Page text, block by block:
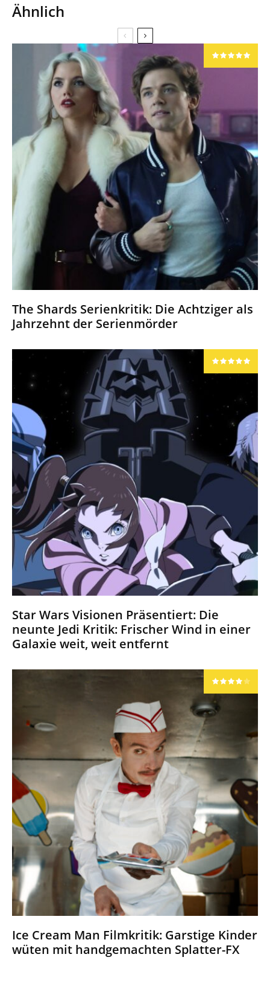
Ähnlich
The Shards Serienkritik: Die Achtziger als
Jahrzehnt der Serienmörder
Star Wars Visionen Präsentiert: Die
neunte Jedi Kritik: Frischer Wind in einer
Galaxie weit, weit entfernt
Ice Cream Man Filmkritik: Garstige Kinder
wüten mit handgemachten Splatter-FX